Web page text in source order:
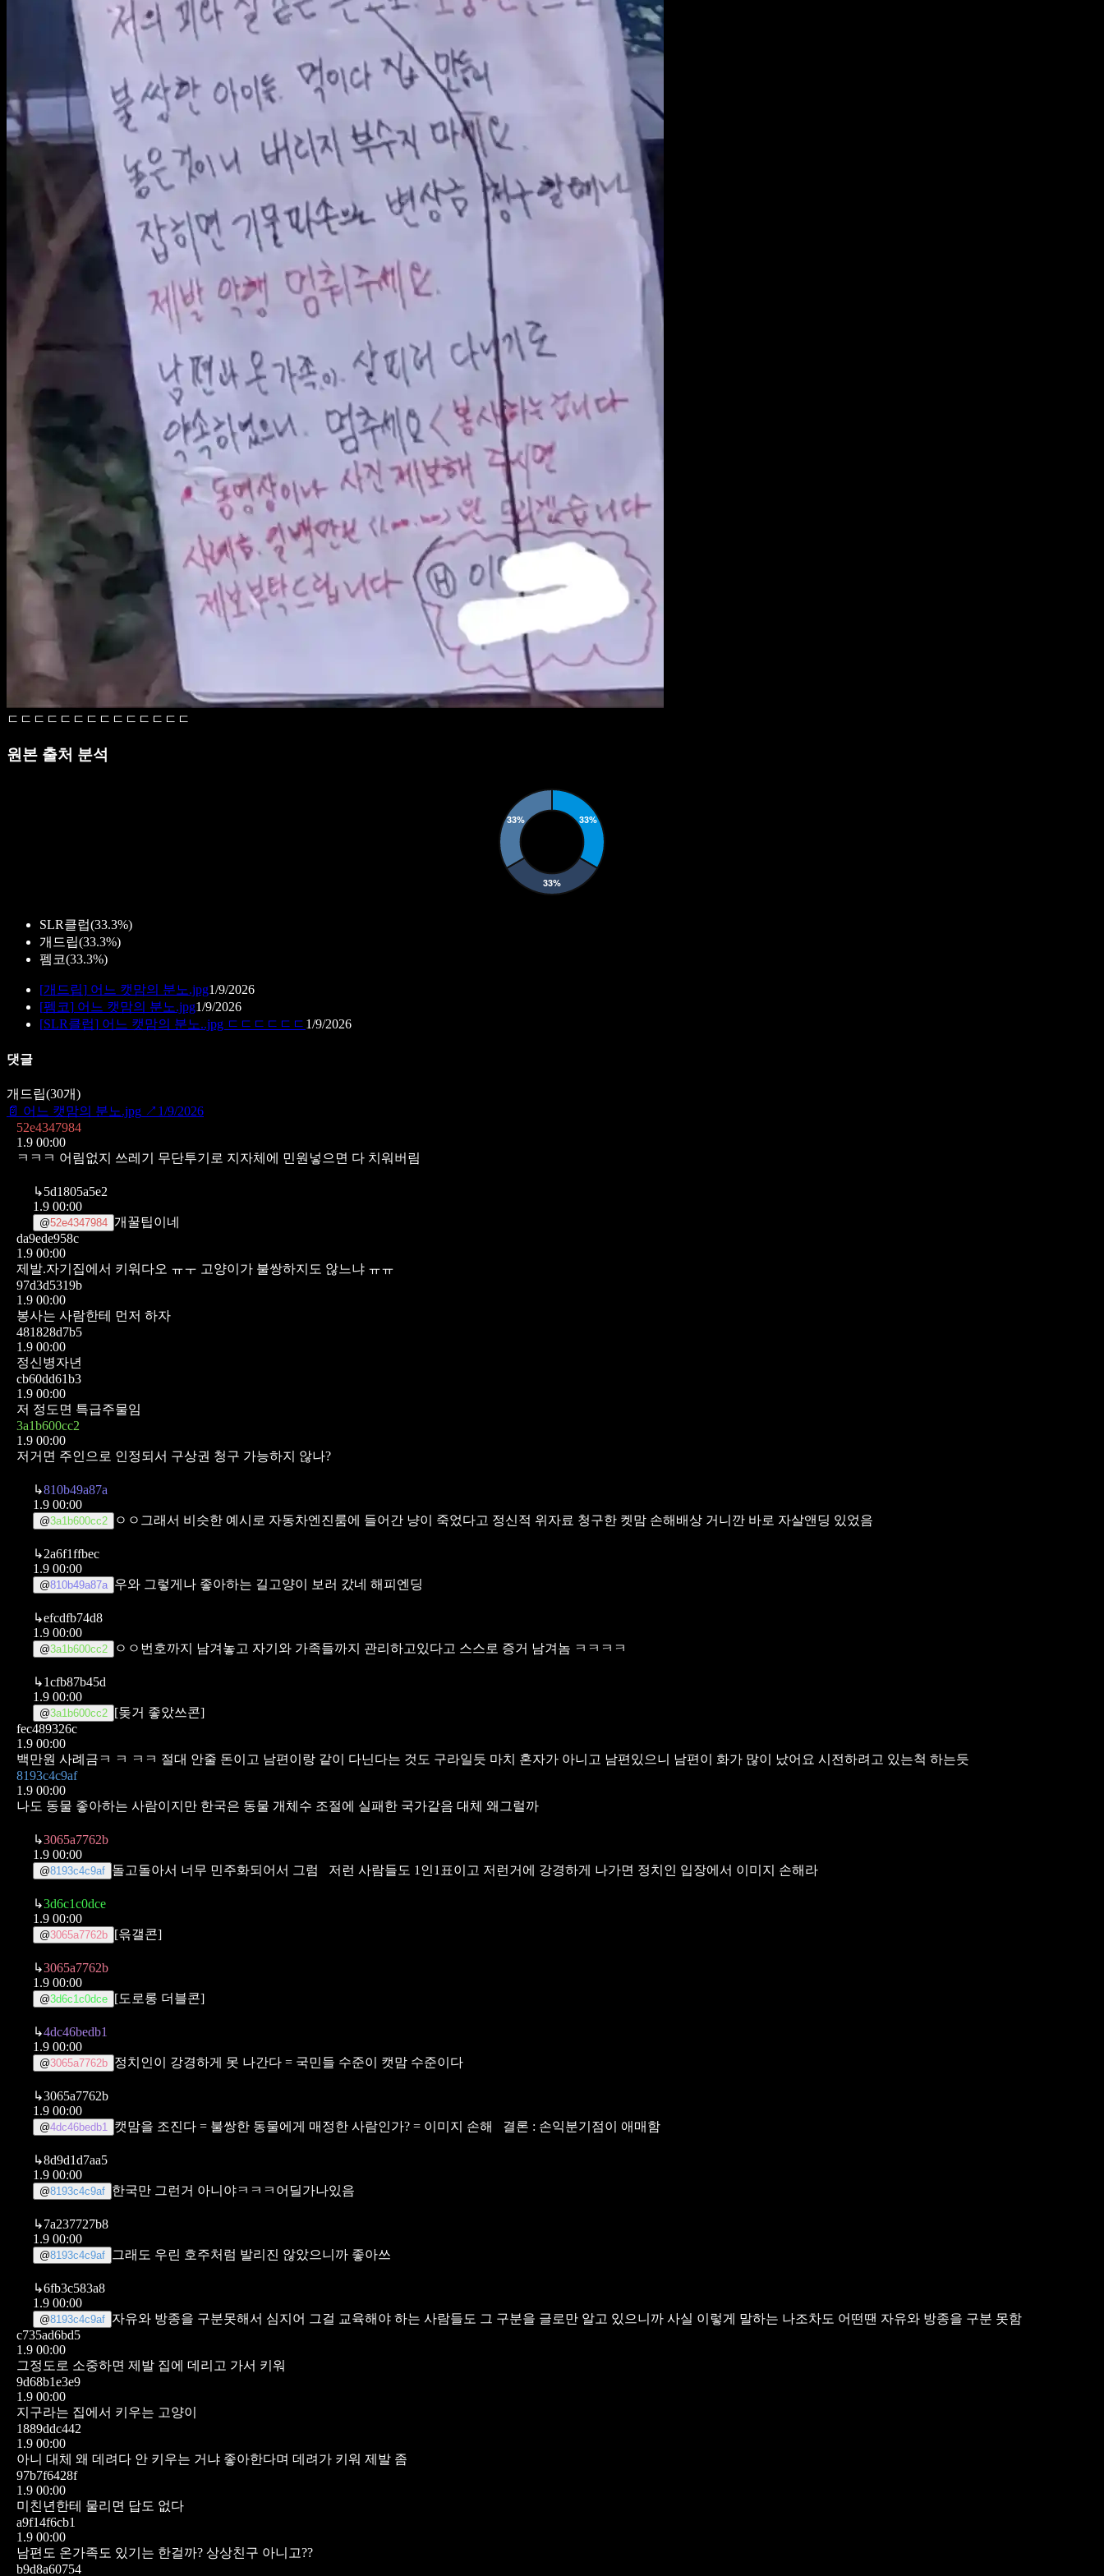
ㄷㄷㄷㄷㄷㄷㄷㄷㄷㄷㄷㄷㄷㄷ
원본 출처 분석
SLR클럽(33.3%)
개드립(33.3%)
펨코(33.3%)
[개드립] 어느 캣맘의 분노.jpg1/9/2026
[펨코] 어느 캣맘의 분노.jpg1/9/2026
[SLR클럽] 어느 캣맘의 분노..jpg ㄷㄷㄷㄷㄷㄷ 1/9/2026
댓글
개드립(30개)
📄 어느 캣맘의 분노.jpg ↗ 1/9/2026
52e4347984
1.9 00:00
ㅋㅋㅋ 어림없지 쓰레기 무단투기로 지자체에 민원넣으면 다 치워버림
↳5d1805a5e2
1.9 00:00
@52e4347984 개꿀팁이네
da9ede958c
1.9 00:00
제발.자기집에서 키워다오 ㅠㅜ 고양이가 불쌍하지도 않느냐 ㅠㅠ
97d3d5319b
1.9 00:00
봉사는 사람한테 먼저 하자
481828d7b5
1.9 00:00
정신병자년
cb60dd61b3
1.9 00:00
저 정도면 특급주물임
3a1b600cc2
1.9 00:00
저거면 주인으로 인정되서 구상권 청구 가능하지 않나?
↳810b49a87a
1.9 00:00
@3a1b600cc2 ㅇㅇ그래서 비슷한 예시로 자동차엔진룸에 들어간 냥이 죽었다고 정신적 위자료 청구한 켓맘 손해배상 거니깐 바로 자살앤딩 있었음
↳2a6f1ffbec
1.9 00:00
@810b49a87a 우와 그렇게나 좋아하는 길고양이 보러 갔네 해피엔딩
↳efcdfb74d8
1.9 00:00
@3a1b600cc2 ㅇㅇ번호까지 남겨놓고 자기와 가족들까지 관리하고있다고 스스로 증거 남겨놈 ㅋㅋㅋㅋ
↳1cfb87b45d
1.9 00:00
@3a1b600cc2 [돚거 좋았쓰콘]
fec489326c
1.9 00:00
백만원 사례금ㅋ ㅋ ㅋㅋ 절대 안줄 돈이고 남편이랑 같이 다닌다는 것도 구라일듯 마치 혼자가 아니고 남편있으니 남편이 화가 많이 났어요 시전하려고 있는척 하는듯
8193c4c9af
1.9 00:00
나도 동물 좋아하는 사람이지만 한국은 동물 개체수 조절에 실패한 국가같음 대체 왜그럴까
↳3065a7762b
1.9 00:00
@8193c4c9af 돌고돌아서 너무 민주화되어서 그럼 저런 사람들도 1인1표이고 저런거에 강경하게 나가면 정치인 입장에서 이미지 손해라
↳3d6c1c0dce
1.9 00:00
@3065a7762b [윾갤콘]
↳3065a7762b
1.9 00:00
@3d6c1c0dce [도로롱 더블콘]
↳4dc46bedb1
1.9 00:00
@3065a7762b 정치인이 강경하게 못 나간다 = 국민들 수준이 캣맘 수준이다
↳3065a7762b
1.9 00:00
@4dc46bedb1 캣맘을 조진다 = 불쌍한 동물에게 매정한 사람인가? = 이미지 손해 결론 : 손익분기점이 애매함
↳8d9d1d7aa5
1.9 00:00
@8193c4c9af 한국만 그런거 아니야ㅋㅋㅋ어딜가나있음
↳7a237727b8
1.9 00:00
@8193c4c9af 그래도 우린 호주처럼 발리진 않았으니까 좋아쓰
↳6fb3c583a8
1.9 00:00
@8193c4c9af 자유와 방종을 구분못해서 심지어 그걸 교육해야 하는 사람들도 그 구분을 글로만 알고 있으니까 사실 이렇게 말하는 나조차도 어떤땐 자유와 방종을 구분 못함
c735ad6bd5
1.9 00:00
그정도로 소중하면 제발 집에 데리고 가서 키워
9d68b1e3e9
1.9 00:00
지구라는 집에서 키우는 고양이
1889ddc442
1.9 00:00
아니 대체 왜 데려다 안 키우는 거냐 좋아한다며 데려가 키워 제발 좀
97b7f6428f
1.9 00:00
미친년한테 물리면 답도 없다
a9f14f6cb1
1.9 00:00
남편도 온가족도 있기는 한걸까? 상상친구 아니고??
b9d8a60754